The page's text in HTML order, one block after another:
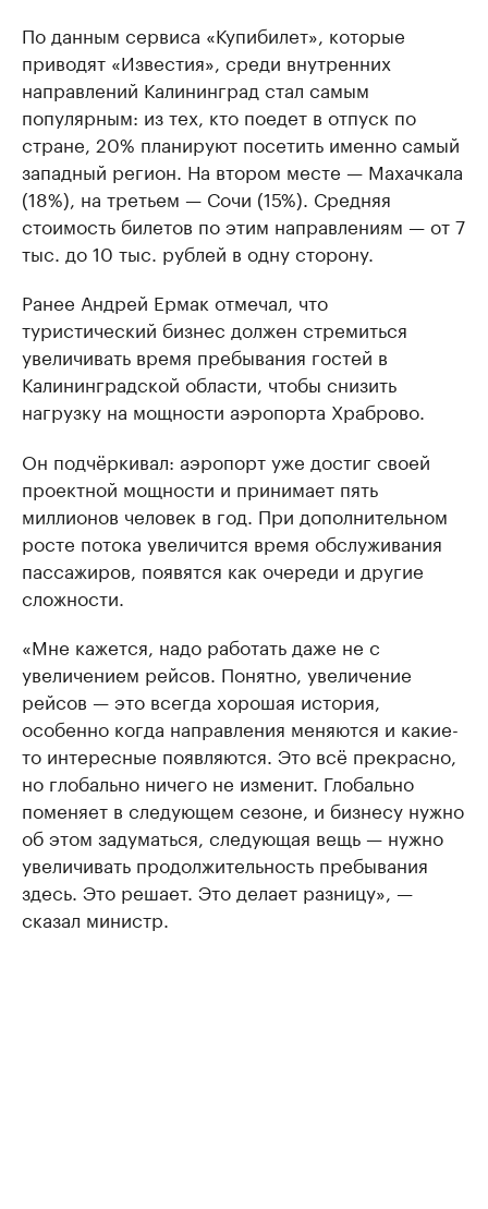
По данным сервиса «Купибилет», которые
приводят «Известия», среди внутренних
направлений Калининград стал самым
популярным: из тех, кто поедет в отпуск по
стране, 20% планируют посетить именно самый
западный регион. На втором месте — Махачкала
(18%), на третьем — Сочи (15%). Средняя
стоимость билетов по этим направлениям — от 7
тыс. до 10 тыс. рублей в одну сторону.
Ранее Андрей Ермак отмечал, что
туристический бизнес должен стремиться
увеличивать время пребывания гостей в
Калининградской области, чтобы снизить
нагрузку на мощности аэропорта Храброво.
Он подчёркивал: аэропорт уже достиг своей
проектной мощности и принимает пять
миллионов человек в год. При дополнительном
росте потока увеличится время обслуживания
пассажиров, появятся как очереди и другие
сложности.
«Мне кажется, надо работать даже не с
увеличением рейсов. Понятно, увеличение
рейсов — это всегда хорошая история,
особенно когда направления меняются и какие-
то интересные появляются. Это всё прекрасно,
но глобально ничего не изменит. Глобально
поменяет в следующем сезоне, и бизнесу нужно
об этом задуматься, следующая вещь — нужно
увеличивать продолжительность пребывания
здесь. Это решает. Это делает разницу», —
сказал министр.